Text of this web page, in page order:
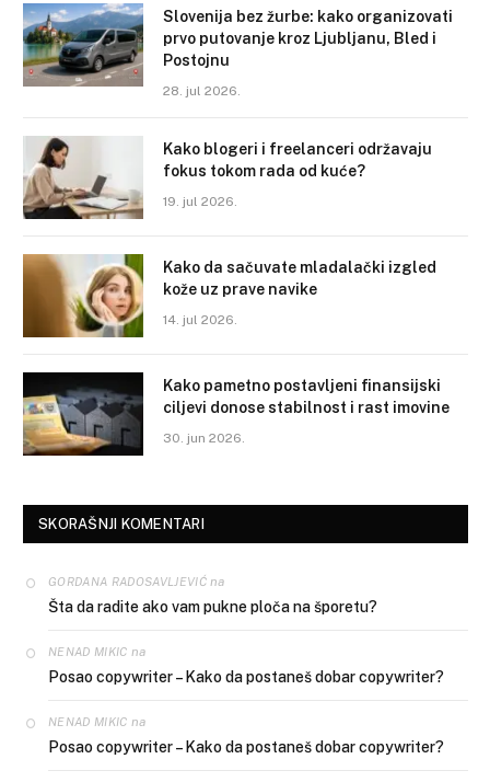
Slovenija bez žurbe: kako organizovati
prvo putovanje kroz Ljubljanu, Bled i
Postojnu
28. jul 2026.
Kako blogeri i freelanceri održavaju
fokus tokom rada od kuće?
19. jul 2026.
Kako da sačuvate mladalački izgled
kože uz prave navike
14. jul 2026.
Kako pametno postavljeni finansijski
ciljevi donose stabilnost i rast imovine
30. jun 2026.
SKORAŠNJI KOMENTARI
GORDANA RADOSAVLJEVIĆna
Šta da radite ako vam pukne ploča na šporetu?
NENAD MIKIC na
Posao copywriter – Kako da postaneš dobar copywriter?
NENAD MIKIC na
Posao copywriter – Kako da postaneš dobar copywriter?